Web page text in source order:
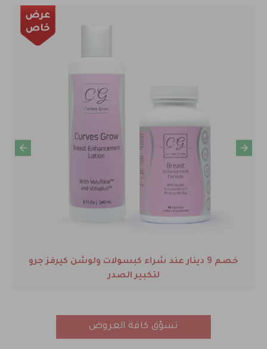
خصم 9 دينار عند شراء كبسولات ولوشن كيرفز جرو
لتكبير الصدر
تسوّق كافة العروض